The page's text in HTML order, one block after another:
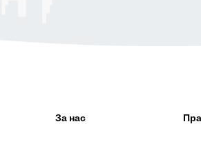
За нас